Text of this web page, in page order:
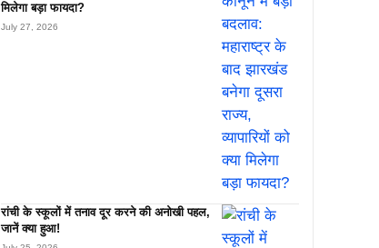
मिलेगा बड़ा फायदा?
July 27, 2026
रांची के स्कूलों में तनाव दूर करने की अनोखी पहल,
जानें क्या हुआ!